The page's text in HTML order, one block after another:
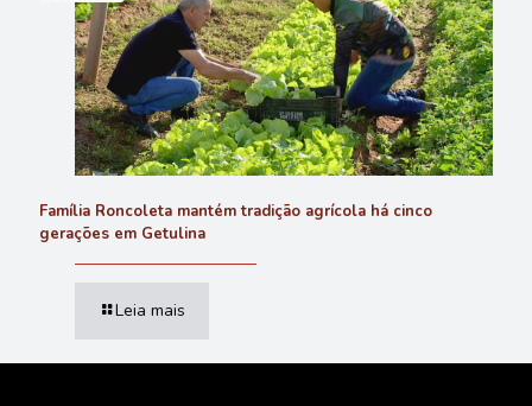
Família Roncoleta mantém tradição agrícola há cinco
gerações em Getulina
Leia mais